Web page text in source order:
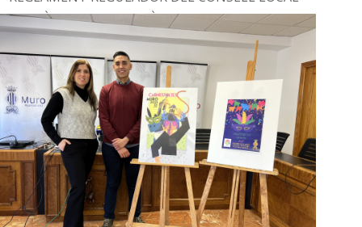
D'INFÀNCIA I ADOLESCÈNCIA